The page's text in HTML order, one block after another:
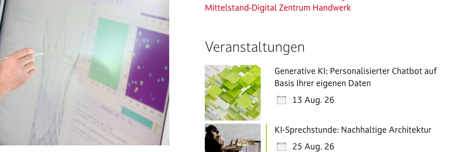
Mittelstand-Digital Zentrum Handwerk
Veranstaltungen
Generative KI: Personalisierter Chatbot auf
Basis Ihrer eigenen Daten
13 Aug. 26
KI-Sprechstunde: Nachhaltige Architektur
25 Aug. 26